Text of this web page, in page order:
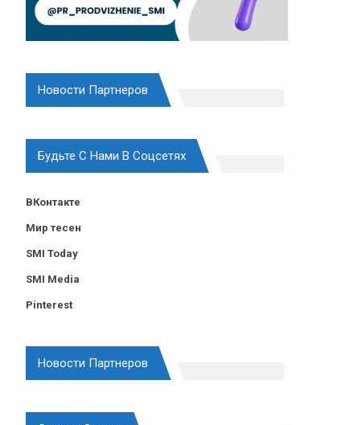
Новости Партнеров
Будьте С Нами В Соцсетях
ВКонтакте
Мир тесен
SMI Today
SMI Media
Pinterest
Новости Партнеров